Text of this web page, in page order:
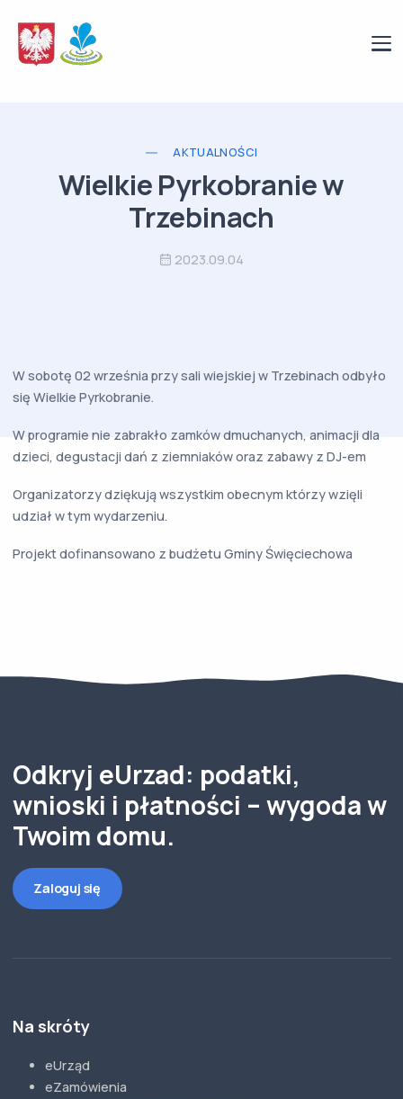
AKTUALNOŚCI
Wielkie Pyrkobranie w
Trzebinach
2023.09.04
W sobotę 02 września przy sali wiejskiej w Trzebinach odbyło
się Wielkie Pyrkobranie.
W programie nie zabrakło zamków dmuchanych, animacji dla
dzieci, degustacji dań z ziemniaków oraz zabawy z DJ-em
Organizatorzy dziękują wszystkim obecnym którzy wzięli
udział w tym wydarzeniu.
Projekt dofinansowano z budżetu Gminy Święciechowa
Odkryj eUrzad: podatki,
wnioski i płatności – wygoda w
Twoim domu.
Zaloguj się
Na skróty
eUrząd
eZamówienia